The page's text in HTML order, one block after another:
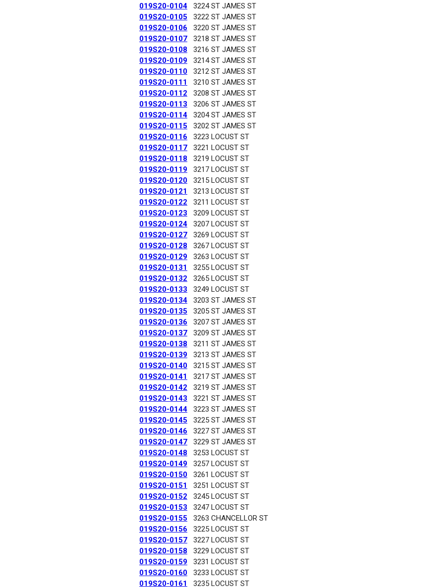
019S20-0104
3224 ST JAMES ST
019S20-0105
3222 ST JAMES ST
019S20-0106
3220 ST JAMES ST
019S20-0107
3218 ST JAMES ST
019S20-0108
3216 ST JAMES ST
019S20-0109
3214 ST JAMES ST
019S20-0110
3212 ST JAMES ST
019S20-0111
3210 ST JAMES ST
019S20-0112
3208 ST JAMES ST
019S20-0113
3206 ST JAMES ST
019S20-0114
3204 ST JAMES ST
019S20-0115
3202 ST JAMES ST
019S20-0116
3223 LOCUST ST
019S20-0117
3221 LOCUST ST
019S20-0118
3219 LOCUST ST
019S20-0119
3217 LOCUST ST
019S20-0120
3215 LOCUST ST
019S20-0121
3213 LOCUST ST
019S20-0122
3211 LOCUST ST
019S20-0123
3209 LOCUST ST
019S20-0124
3207 LOCUST ST
019S20-0127
3269 LOCUST ST
019S20-0128
3267 LOCUST ST
019S20-0129
3263 LOCUST ST
019S20-0131
3255 LOCUST ST
019S20-0132
3265 LOCUST ST
019S20-0133
3249 LOCUST ST
019S20-0134
3203 ST JAMES ST
019S20-0135
3205 ST JAMES ST
019S20-0136
3207 ST JAMES ST
019S20-0137
3209 ST JAMES ST
019S20-0138
3211 ST JAMES ST
019S20-0139
3213 ST JAMES ST
019S20-0140
3215 ST JAMES ST
019S20-0141
3217 ST JAMES ST
019S20-0142
3219 ST JAMES ST
019S20-0143
3221 ST JAMES ST
019S20-0144
3223 ST JAMES ST
019S20-0145
3225 ST JAMES ST
019S20-0146
3227 ST JAMES ST
019S20-0147
3229 ST JAMES ST
019S20-0148
3253 LOCUST ST
019S20-0149
3257 LOCUST ST
019S20-0150
3261 LOCUST ST
019S20-0151
3251 LOCUST ST
019S20-0152
3245 LOCUST ST
019S20-0153
3247 LOCUST ST
019S20-0155
3263 CHANCELLOR ST
019S20-0156
3225 LOCUST ST
019S20-0157
3227 LOCUST ST
019S20-0158
3229 LOCUST ST
019S20-0159
3231 LOCUST ST
019S20-0160
3233 LOCUST ST
019S20-0161
3235 LOCUST ST